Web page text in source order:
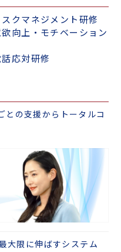
スクマネジメント研修
欲向上・モチベーション
話応対研修
との支援からトータルコ
大限に伸ばすシステム